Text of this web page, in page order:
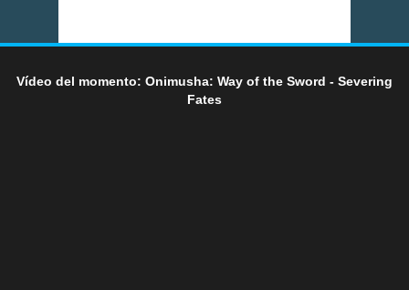
Vídeo del momento: Onimusha: Way of the Sword - Severing
Fates